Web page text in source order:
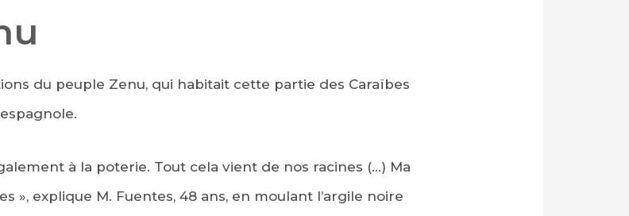
du peuple Zenu, qui habitait cette partie des Caraïbes
à la poterie. Tout cela vient de nos racines (…) Ma
», explique M. Fuentes, 48 ans, en moulant l’argile noire